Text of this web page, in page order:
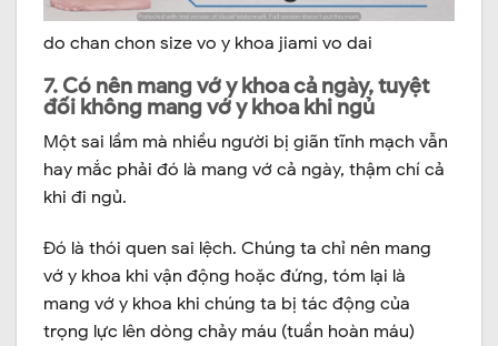
do chan chon size vo y khoa jiami vo dai
7. Có nên mang vớ y khoa cả ngày, tuyệt
đối không mang vớ y khoa khi ngủ
Một sai lầm mà nhiều người bị giãn tĩnh mạch vẫn
hay mắc phải đó là mang vớ cả ngày, thậm chí cả
khi đi ngủ.
Đó là thói quen sai lệch. Chúng ta chỉ nên mang
vớ y khoa khi vận động hoặc đứng, tóm lại là
mang vớ y khoa khi chúng ta bị tác động của
trọng lực lên dòng chảy máu (tuần hoàn máu)